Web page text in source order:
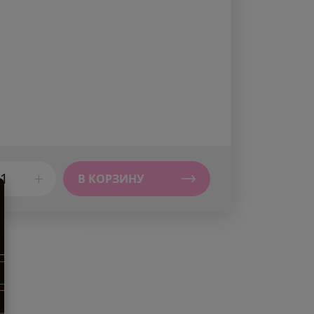
В КОРЗИНУ